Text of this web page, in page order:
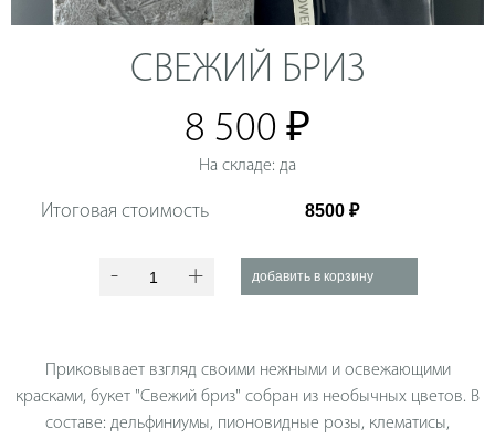
СВЕЖИЙ БРИЗ
8 500 ₽
На складе: да
Итоговая стоимость
- +
Приковывает взгляд своими нежными и освежающими
красками, букет "Свежий бриз" собран из необычных цветов. В
составе: дельфиниумы, пионовидные розы, клематисы,